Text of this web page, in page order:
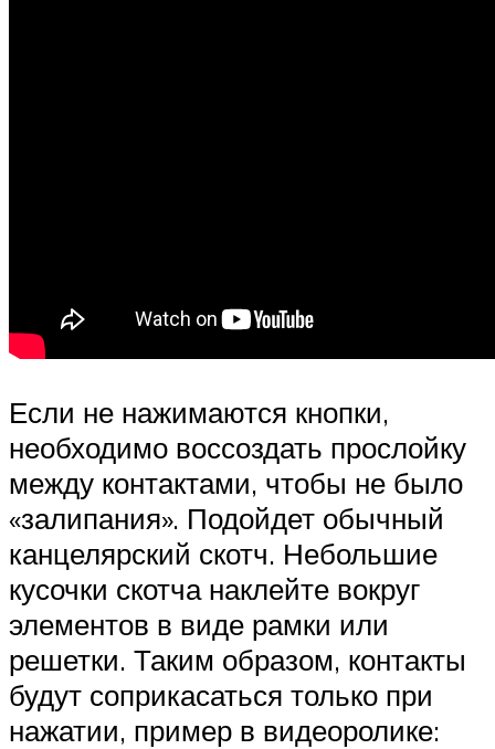
Если не нажимаются кнопки,
необходимо воссоздать прослойку
между контактами, чтобы не было
«залипания». Подойдет обычный
канцелярский скотч. Небольшие
кусочки скотча наклейте вокруг
элементов в виде рамки или
решетки. Таким образом, контакты
будут соприкасаться только при
нажатии, пример в видеоролике: